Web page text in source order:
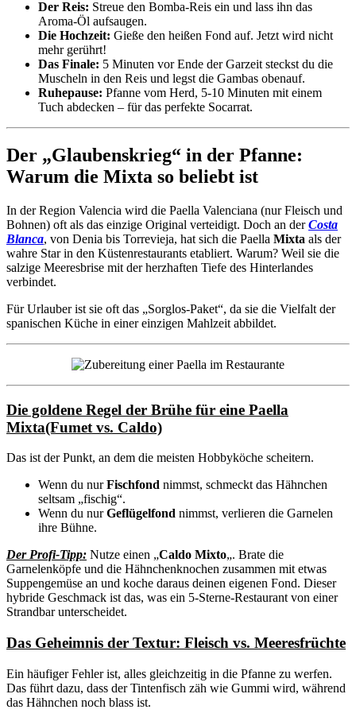
Der Reis: Streue den Bomba-Reis ein und lass ihn das
Aroma-Öl aufsaugen.
Die Hochzeit: Gieße den heißen Fond auf. Jetzt wird nicht
mehr gerührt!
Das Finale: 5 Minuten vor Ende der Garzeit steckst du die
Muscheln in den Reis und legst die Gambas obenauf.
Ruhepause: Pfanne vom Herd, 5-10 Minuten mit einem
Tuch abdecken – für das perfekte Socarrat.
Der „Glaubenskrieg“ in der Pfanne:
Warum die Mixta so beliebt ist
In der Region Valencia wird die Paella Valenciana (nur Fleisch und
Bohnen) oft als das einzige Original verteidigt. Doch an derCosta
Blanca, von Denia bis Torrevieja, hat sich die Paella Mixta als der
wahre Star in den Küstenrestaurants etabliert. Warum? Weil sie die
salzige Meeresbrise mit der herzhaften Tiefe des Hinterlandes
verbindet.
Für Urlauber ist sie oft das „Sorglos-Paket“, da sie die Vielfalt der
spanischen Küche in einer einzigen Mahlzeit abbildet.
Die goldene Regel der Brühe für eine Paella
Mixta(Fumet vs. Caldo)
Das ist der Punkt, an dem die meisten Hobbyköche scheitern.
Wenn du nurFischfond nimmst, schmeckt das Hähnchen
seltsam „fischig“.
Wenn du nurGeflügelfond nimmst, verlieren die Garnelen
ihre Bühne.
Der Profi-Tipp: Nutze einen „Caldo Mixto„. Brate die
Garnelenköpfe und die Hähnchenknochen zusammen mit etwas
Suppengemüse an und koche daraus deinen eigenen Fond. Dieser
hybride Geschmack ist das, was ein 5-Sterne-Restaurant von einer
Strandbar unterscheidet.
Das Geheimnis der Textur: Fleisch vs. Meeresfrüchte
Ein häufiger Fehler ist, alles gleichzeitig in die Pfanne zu werfen.
Das führt dazu, dass der Tintenfisch zäh wie Gummi wird, während
das Hähnchen noch blass ist.